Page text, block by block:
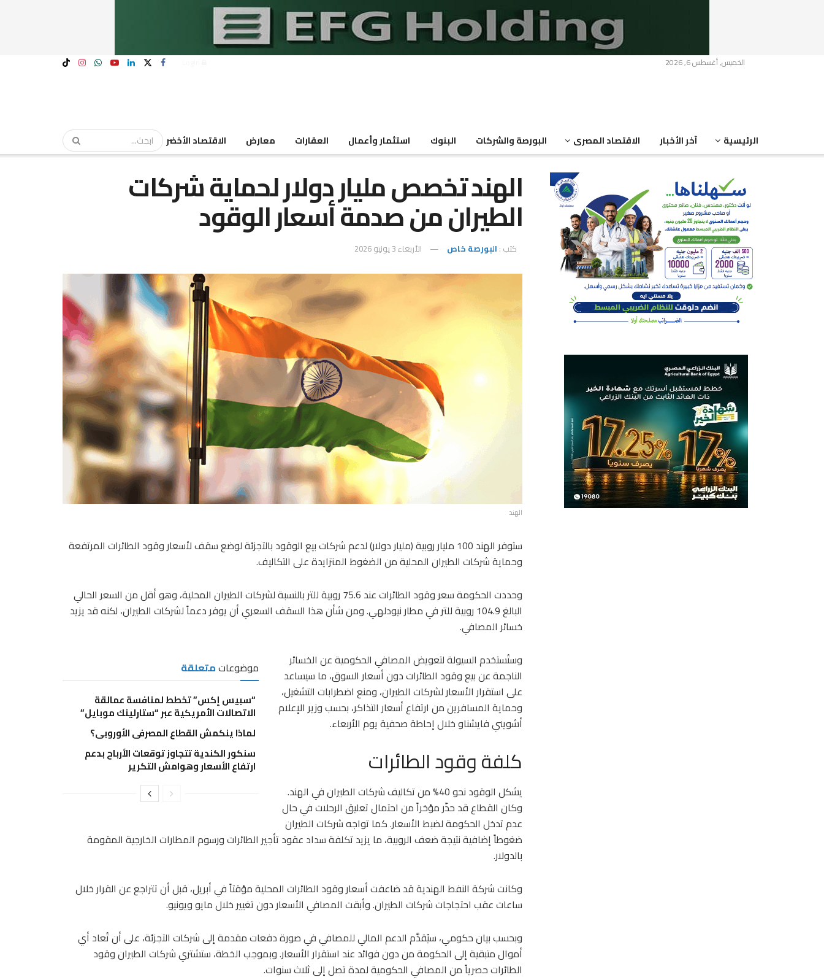
الخميس, أغسطس 6, 2026
الرئيسية آخر الأخبار الاقتصاد المصرى البورصة والشركات البنوك استثمار وأعمال العقارات معارض الاقتصاد الأخضر
الهند تخصص مليار دولار لحماية شركات
الطيران من صدمة أسعار الوقود
كتب : البورصة خاص الأربعاء 3 يونيو 2026
الهند
ستوفر الهند 100 مليار روبية (مليار دولار) لدعم شركات بيع الوقود بالتجزئة لوضع سقف لأسعار وقود الطائرات المرتفعة
وحماية شركات الطيران المحلية من الضغوط المتزايدة على التكاليف.
وحددت الحكومة سعر وقود الطائرات عند 75.6 روبية للتر بالنسبة لشركات الطيران المحلية، وهو أقل من السعر الحالي
البالغ 104.9 روبية للتر في مطار نيودلهي. ومن شأن هذا السقف السعري أن يوفر دعماً لشركات الطيران، لكنه قد يزيد
خسائر المصافي.
موضوعاتمتعلقة
“سبيس إكس” تخطط لمنافسة عمالقة
الاتصالات الأمريكية عبر “ستارلينك موبايل”
لماذا ينكمش القطاع المصرفى الأوروبى؟
سنكور الكندية تتجاوز توقعات الأرباح بدعم
ارتفاع الأسعار وهوامش التكرير
وستُستخدم السيولة لتعويض المصافي الحكومية عن الخسائر
الناجمة عن بيع وقود الطائرات دون أسعار السوق، ما سيساعد
على استقرار الأسعار لشركات الطيران، ومنع اضطرابات التشغيل،
وحماية المسافرين من ارتفاع أسعار التذاكر، بحسب وزير الإعلام
أشويني فايشناو خلال إحاطة صحفية يوم الأربعاء.
كلفة وقود الطائرات
يشكل الوقود نحو 40% من تكاليف شركات الطيران في الهند.
وكان القطاع قد حذّر مؤخراً من احتمال تعليق الرحلات في حال
عدم تدخل الحكومة لضبط الأسعار. كما تواجه شركات الطيران
ضغوطاً إضافية نتيجة ضعف الروبية، ما يزيد تكلفة سداد عقود تأجير الطائرات ورسوم المطارات الخارجية المقومة
بالدولار.
وكانت شركة النفط الهندية قد ضاعفت أسعار وقود الطائرات المحلية مؤقتاً في أبريل، قبل أن تتراجع عن القرار خلال
ساعات عقب احتجاجات شركات الطيران. وأبقت المصافي الأسعار دون تغيير خلال مايو ويونيو.
وبحسب بيان حكومي، سيُقدَّم الدعم المالي للمصافي في صورة دفعات مقدمة إلى شركات التجزئة، على أن تُعاد أي
أموال متبقية إلى الحكومة من دون فوائد عند استقرار الأسعار. وبموجب الخطة، ستشتري شركات الطيران وقود
الطائرات حصرياً من المصافي الحكومية لمدة تصل إلى ثلاث سنوات.